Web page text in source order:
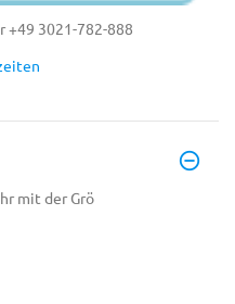
3021-782-888
mit der Grö